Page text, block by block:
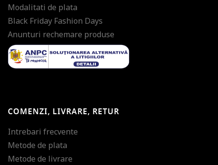
Modalitati de plata
Black Friday Fashion Days
Anunturi rechemare produse
COMENZI, LIVRARE, RETUR
Intrebari frecvente
Metode de plata
Metode de livrare